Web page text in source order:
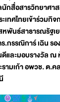
นักสื่อสารวิทยาศา
เทศไทยเข้าร่วมกิ
พันธ์สาธารณรัฐเย
.กรรณิการ์ เฉิน ร
และมอบรางวัล ณ
มเก้า อพวช. ต.ค